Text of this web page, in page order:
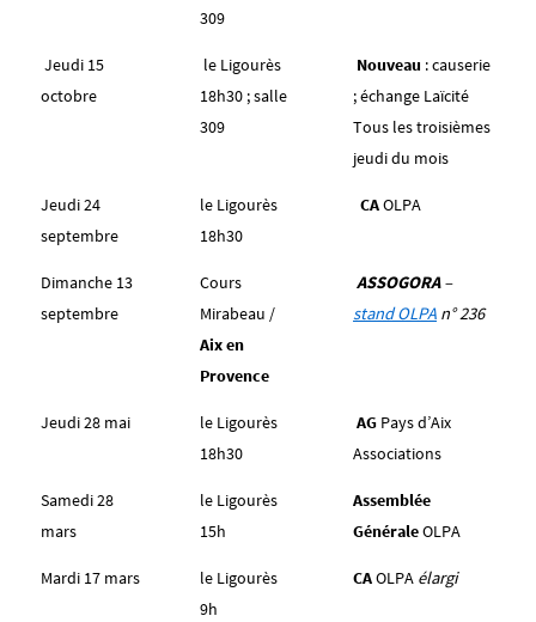
309
Jeudi 15
octobre
le Ligourès
18h30 ; salle
309
Nouveau : causerie
; échange Laïcité
Tous les troisièmes
jeudi du mois
Jeudi 24
septembre
le Ligourès
18h30
CAOLPA
Dimanche 13
septembre
Cours
Mirabeau /
Aix en
Provence
ASSOGORA–
stand OLPA n° 236
Jeudi 28 mai
le Ligourès
18h30
AG Pays d’Aix
Associations
Samedi 28
mars
le Ligourès
15h
Assemblée
GénéraleOLPA
Mardi 17 mars
le Ligourès
9h
CAOLPA élargi